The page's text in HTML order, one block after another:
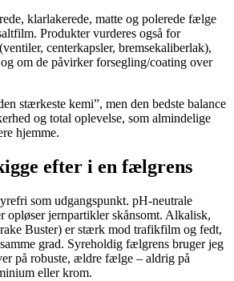
klarlakerede, matte og polerede fælge
Produkter vurderes også for
centerkapsler, bremsekaliberlak),
om de påvirker forsegling/coating over
stærkeste kemi”, men den bedste balance
og total oplevelse, som almindelige
hjemme.
efter i en fælgrens
som udgangspunkt. pH-neutrale
opløser jernpartikler skånsomt. Alkalisk,
Buster) er stærk mod trafikfilm og fedt,
grad. Syreholdig fælgrens bruger jeg
på robuste, ældre fælge – aldrig på
eller krom.